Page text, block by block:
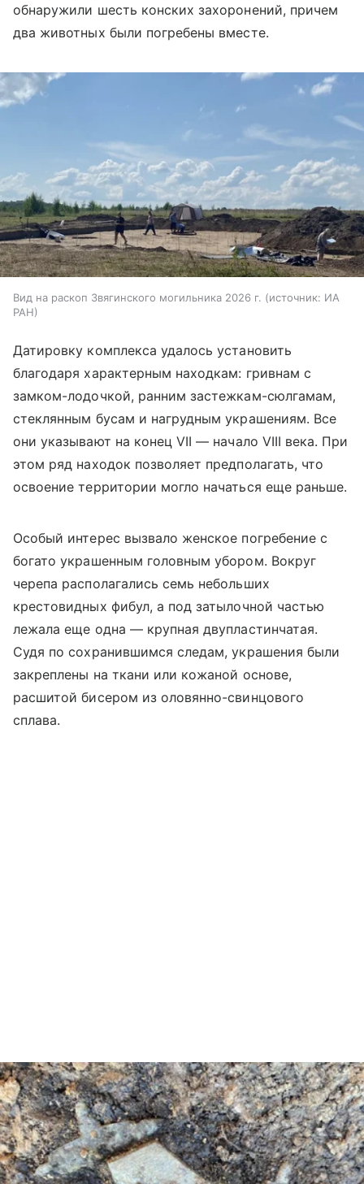
обнаружили шесть конских захоронений, причем
два животных были погребены вместе.
Вид на раскоп Звягинского могильника 2026 г. источник: ИА
РАН
Датировку комплекса удалось установить
благодаря характерным находкам: гривнам с
замком-лодочкой, ранним застежкам-сюлгамам,
стеклянным бусам и нагрудным украшениям. Все
они указывают на конец VII — начало VIII века. При
этом ряд находок позволяет предполагать, что
освоение территории могло начаться еще раньше.
Особый интерес вызвало женское погребение с
богато украшенным головным убором. Вокруг
черепа располагались семь небольших
крестовидных фибул, а под затылочной частью
лежала еще одна — крупная двупластинчатая.
Судя по сохранившимся следам, украшения были
закреплены на ткани или кожаной основе,
расшитой бисером из оловянно-свинцового
сплава.